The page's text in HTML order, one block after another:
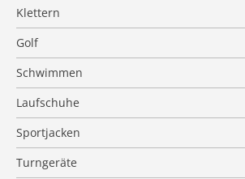
Klettern
Golf
Schwimmen
Laufschuhe
Sportjacken
Turngeräte